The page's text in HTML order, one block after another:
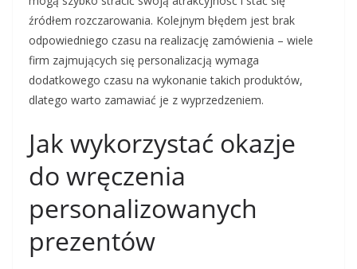
źródłem rozczarowania. Kolejnym błędem jest brak
odpowiedniego czasu na realizację zamówienia – wiele
firm zajmujących się personalizacją wymaga
dodatkowego czasu na wykonanie takich produktów,
dlatego warto zamawiać je z wyprzedzeniem.
Jak wykorzystać okazje
do wręczenia
personalizowanych
prezentów